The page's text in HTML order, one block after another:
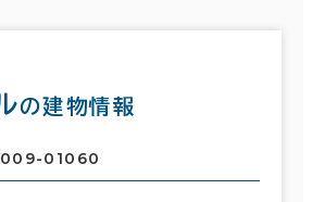
の建物情報
009-01060